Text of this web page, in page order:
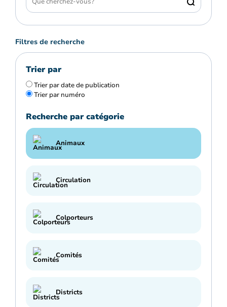
Filtres de recherche
Trier par
Trier par date de publication
Trier par numéro
Recherche par catégorie
Animaux
Circulation
Colporteurs
Comités
Districts